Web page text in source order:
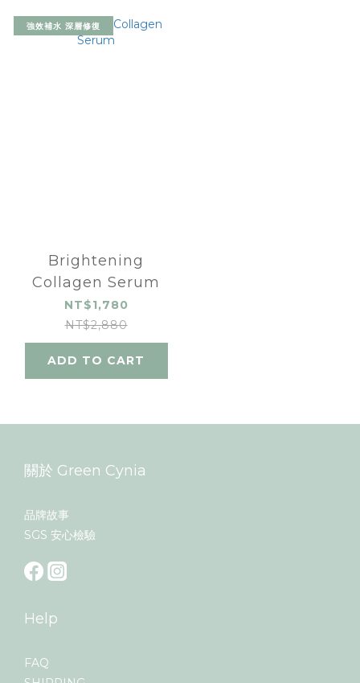
強效補水 深層修復
Brightening
Collagen Serum
NT$1,780
NT$2,880
ADD TO CART
關於 Green Cynia
品牌故事
SGS 安心檢驗
Help
FAQ